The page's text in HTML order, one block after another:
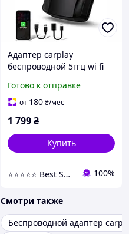
Адаптер carplay
беспроводной 5ггц wi fi
iphone авто 15 м черный
mini wireless
Готово к отправке
от 180₴/мес
1 799₴
Купить
⭐⭐⭐⭐⭐ Best Shop 100%
Смотри также
Беспроводной адаптер